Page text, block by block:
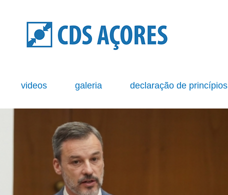
videos galeria declaração de princípios